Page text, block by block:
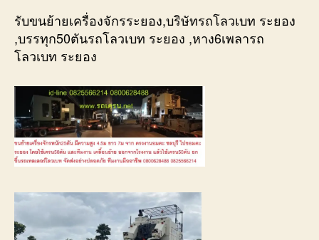
รับขนย้ายเครื่องจักรระยอง,บริษัทรถโลวเบท ระยอง
,บรรทุก50ตันรถโลวเบท ระยอง ,หาง6เพลารถ
โลวเบท ระยอง